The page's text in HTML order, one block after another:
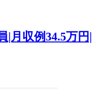
|月収例34.5万円|